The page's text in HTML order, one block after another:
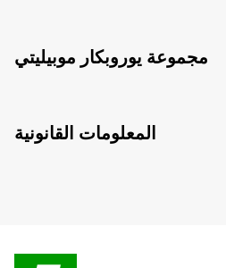
مجموعة يوروبكار موبيليتي
المعلومات القانونية